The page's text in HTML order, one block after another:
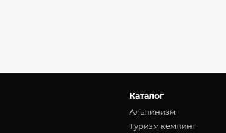
Каталог
Альпинизм
Туризм кемпинг